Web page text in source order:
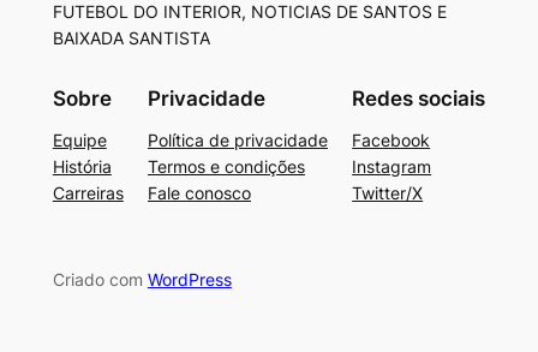
FUTEBOL DO INTERIOR, NOTICIAS DE SANTOS E
BAIXADA SANTISTA
Sobre
Equipe
História
Carreiras
Privacidade
Política de privacidade
Termos e condições
Fale conosco
Redes sociais
Facebook
Instagram
Twitter/X
Criado com WordPress